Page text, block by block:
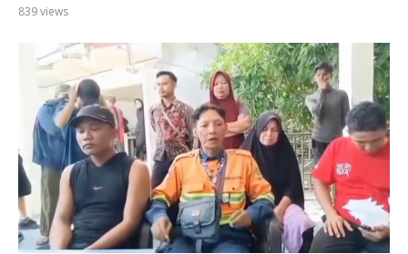
839views